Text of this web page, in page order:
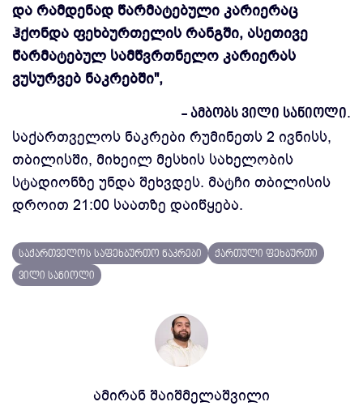
და რამდენად წარმატებული კარიერაც
ჰქონდა ფეხბურთელის რანგში, ასეთივე
წარმატებულ სამწვრთნელო კარიერას
ვუსურვებ ნაკრებში",
- ამბობს ვილი სანიოლი.
საქართველოს ნაკრები რუმინეთს 2 ივნისს,
თბილისში, მიხეილ მესხის სახელობის
სტადიონზე უნდა შეხვდეს. მატჩი თბილისის
დროით 21:00 საათზე დაიწყება.
საქართველოს საფეხბურთო ნაკრები
ქართული ფეხბურთი
ვილი სანიოლი
ამირან შაიშმელაშვილი